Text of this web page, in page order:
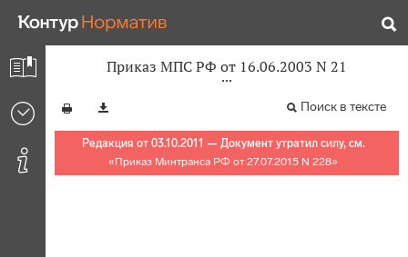
Приказ МПС РФ от 16.06.2003 N 21
Поиск в тексте
Редакция от 03.10.2011 — Документ утратил силу, см.
«Приказ Минтранса РФ от 27.07.2015 N 228»